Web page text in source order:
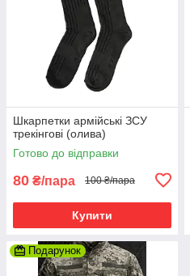
Шкарпетки армійські ЗСУ
трекінгові (олива)
Готово до відправки
80 ₴/пара 100 ₴/пара
Купити
Подарунок